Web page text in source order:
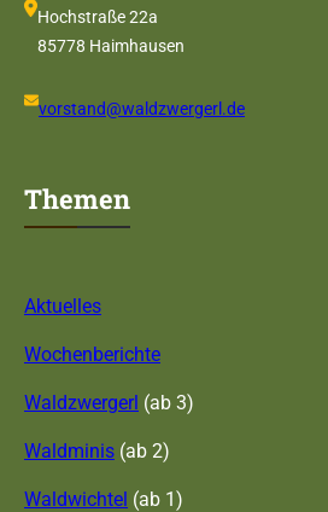
Hochstraße 22a
85778 Haimhausen
vorstand@waldzwergerl.de
Themen
Aktuelles
Wochenberichte
Waldzwergerl (ab 3)
Waldminis (ab 2)
Waldwichtel (ab 1)